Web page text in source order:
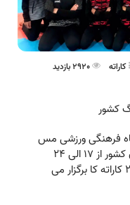
کاراته
كشور
فرهنگی ورزشی مس
رفسنجان، مرحله دوم ليگ كاراته وان كشور از ١٧ الی ٢٤
ارديبهشت در كرمانشاه با حضور ٢٤٧٨ كاراته كا برگزار می